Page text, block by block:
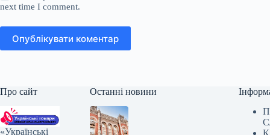
next time I comment.
Опублікувати коментар
Про сайт
«Українські
Останні новини